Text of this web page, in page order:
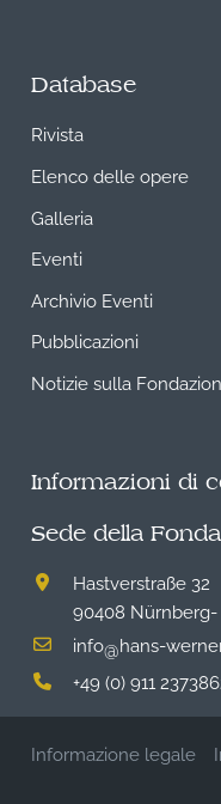
Database
Rivista
Elenco delle opere
Galleria
Eventi
Archivio Eventi
Pubblicazioni
Notizie sulla
Informazioni di
Sede della
Hastverstraße 32
90408 Nürnberg-
info@hans-
+49 (0) 911
Informazione legale